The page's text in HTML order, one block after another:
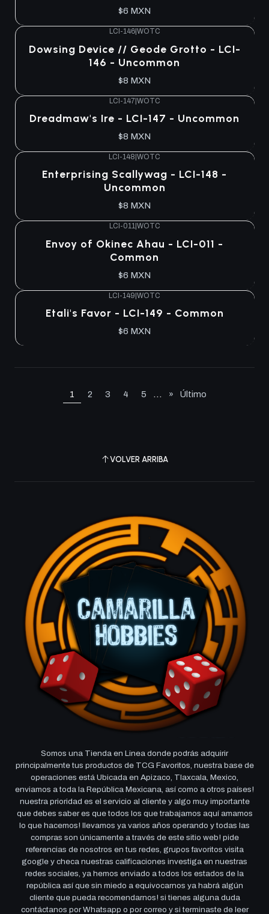
$6 MXN
LCI-146| WOTC
Dowsing Device // Geode Grotto - LCI-
146 - Uncommon
$8 MXN
LCI-147|WOTC
Dreadmaw's Ire - LCI-147 - Uncommon
$8 MXN
LCI-148 WOTC
Enterprising Scallywag - LCI-148 -
Uncommon
$8 MXN
LCI-011| WOTC
Envoy of Okinec Ahau - LCI-011 -
Common
$6 MXN
LCI-149|WOTC
Etali's Favor - LCI-149 - Common
$6 MXN
1 2 3 4 5 ... » Último
VOLVER ARRIBA
Somos una Tienda en Linea donde podrás adquirir
principalmente tus productos de TCG Favoritos, nuestra base de
operaciones está Ubicada en Apizaco, Tlaxcala, Mexico,
enviamos a toda la República Mexicana, así como a otros países!
nuestra prioridad es el servicio al cliente y algo muy importante
que debes saber es que todos los que trabajamos aquí amamos
lo que hacemos! llevamos ya varios años operando y todas las
compras son únicamente a través de este sitio web! pide
referencias de nosotros en tus redes, grupos favoritos visita
google y checa nuestras calificaciones investiga en nuestras
redes sociales, ya hemos enviado a todos los estados de la
república así que sin miedo a equivocarnos ya habrá algún
cliente que pueda recomendarnos! si tienes alguna duda
contáctanos por Whatsapp o por correo y si terminaste de leer